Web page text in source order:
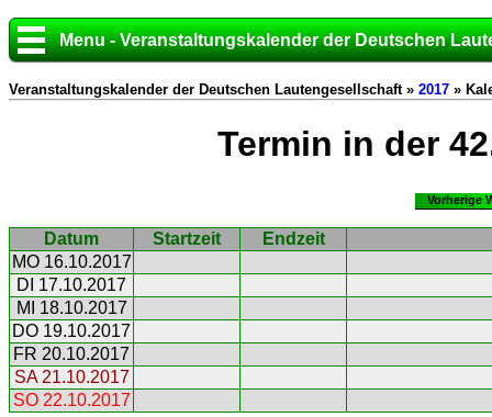
Menu - Veranstaltungskalender der Deutschen
Veranstaltungskalender der Deutschen Lautengesellschaft » 2017 »
Termin in der
Vorherige
Datum Startzeit
Endzeit
MO 16.10.2017
DI 17.10.2017
MI 18.10.2017
DO 19.10.2017
FR 20.10.2017
SA 21.10.2017
SO 22.10.2017